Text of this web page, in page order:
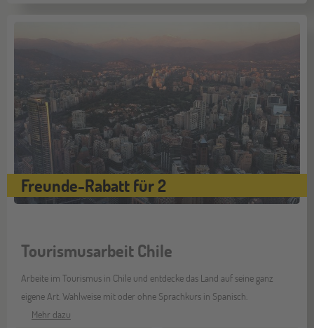
Freunde-Rabatt für 2
Tourismusarbeit Chile
Arbeite im Tourismus in Chile und entdecke das Land auf seine ganz
eigene Art. Wahlweise mit oder ohne Sprachkurs in Spanisch.
Mehr dazu